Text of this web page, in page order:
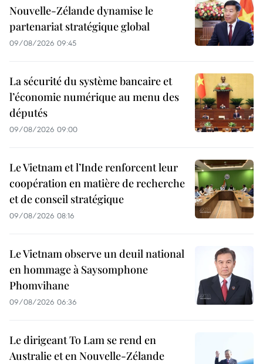
Nouvelle-Zélande dynamise le
partenariat stratégique global
09/08/2026 09:45
La sécurité du système bancaire et
l’économie numérique au menu des
députés
09/08/2026 09:00
Le Vietnam et l’Inde renforcent leur
coopération en matière de recherche
et de conseil stratégique
09/08/2026 08:16
Le Vietnam observe un deuil national
en hommage à Saysomphone
Phomvihane
09/08/2026 06:36
Le dirigeant To Lam se rend en
Australie et en Nouvelle-Zélande